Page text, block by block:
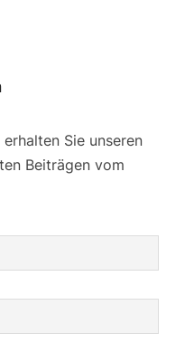
Sie unseren
Beiträgen vom